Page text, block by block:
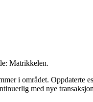
Matrikkelen.
i området. Oppdaterte
med nye